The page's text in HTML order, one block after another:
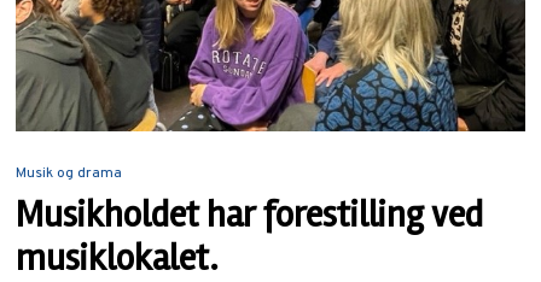
Musik og drama
Musikholdet har forestilling ved
musiklokalet.